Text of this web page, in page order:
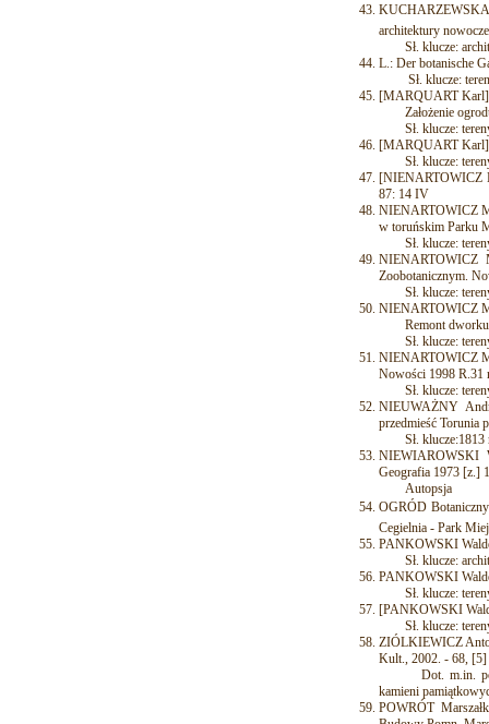
KUCHARZEWSKA
architektury
Sł. klucze:
L.: Der botanische
Sł. klucze: tereny
[MARQUART Karl]:
Założenie
Sł. klucze: tereny
[MARQUART Karl]:
Sł. klucze:
[NIENARTOWICZ
87: 14 IV
NIENARTOWICZ
w toruńskim Parku
Sł. klucze:
NIENARTOWICZ
Zoobotanicznym.
Sł. klucze:
NIENARTOWICZ
Remont dworku
Sł. klucze: tereny
NIENARTOWICZ
Nowości 1998 R.31
Sł. klucze: tereny
NIEUWAŻNY
przedmieść Torunia
Sł. klucze:1813
NIEWIAROWSKI
Geografia 1973 [z.]
Autopsja
OGRÓD Botaniczny
Cegielnia - Park
PANKOWSKI
Sł. klucze:
PANKOWSKI
Sł. klucze: tereny
[PANKOWSKI
Sł. klucze:
ZIÓLKIEWICZ
Kult., 2002. - 68,
Dot. m.in.
kamieni
POWRÓT